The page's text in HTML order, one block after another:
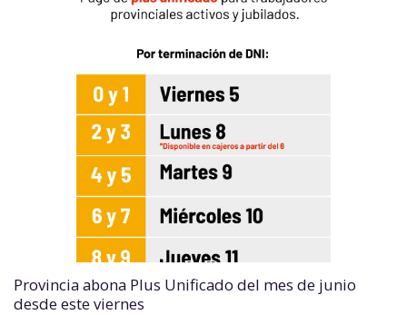
Provincia abona Plus Unificado del mes de junio
desde este viernes